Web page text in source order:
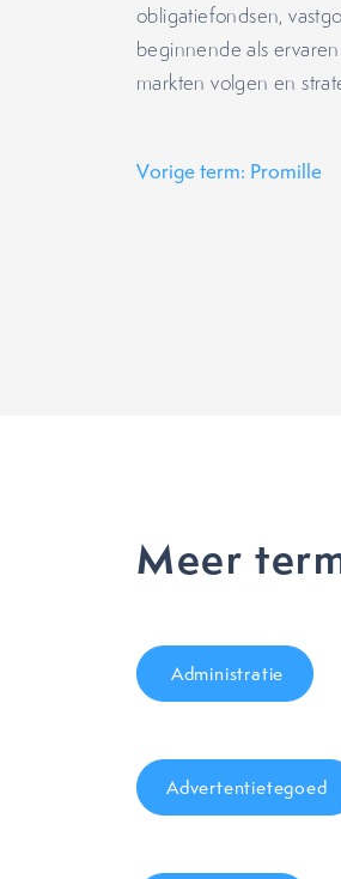
obligatiefondsen,
beginnende als
markten volgen en
Vorige term: Promille
Meer
Administratie
Advertentietegoed